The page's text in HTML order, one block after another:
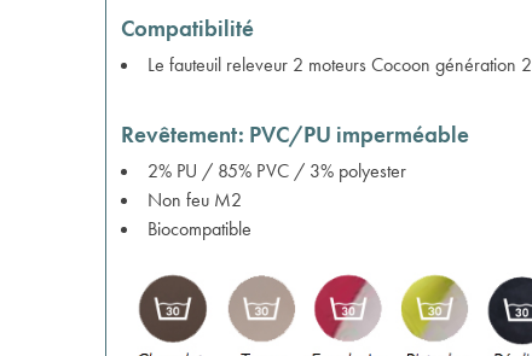
Compatibilité
Le fauteuil releveur 2 moteurs Cocoon génération 2
Revêtement: PVC/PU imperméable
2% PU / 85% PVC / 3% polyester
Non feu M2
Biocompatible